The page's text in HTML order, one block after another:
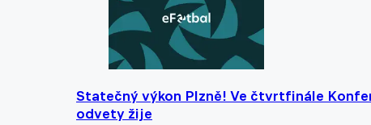
Statečný výkon Plzně! Ve čtvrtfinále
odvety žije